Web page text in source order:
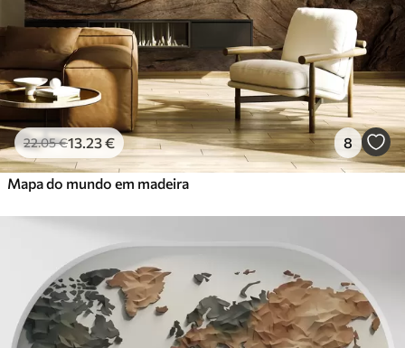
Vinil Premium
65.0039.00€/m²
Peel and Stick
81.6749.00€/m²
22.05€13.23€ 8
Mapa do mundo em madeira